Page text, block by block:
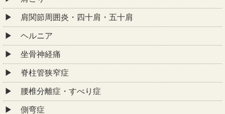
肩関節周囲炎・四十肩・五十肩
ヘルニア
坐骨神経痛
脊柱管狭窄症
腰椎分離症・すべり症
側弯症